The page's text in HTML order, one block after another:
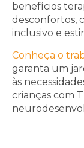
benefícios
desconfortos,
inclusivo e
Conheça o
garanta um
às
crianças com